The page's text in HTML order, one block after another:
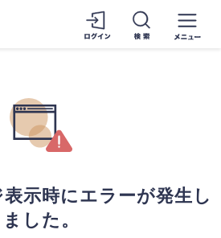
示時にエラーが発生し
ました。